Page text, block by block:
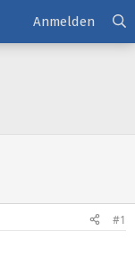
Anmelden
#1